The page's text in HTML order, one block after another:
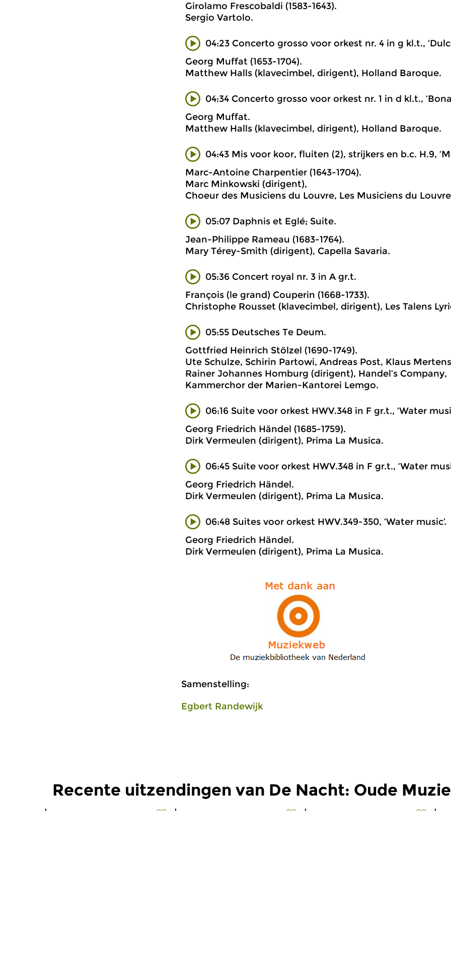
Girolamo Frescobaldi (1583-1643).
Sergio Vartolo.
04:23 Concerto grosso voor orkest nr. 4 in g kl.t.,
Georg Muffat (1653-1704).
Matthew Halls (klavecimbel, dirigent), Holland Baroque.
04:34 Concerto grosso voor orkest nr. 1 in d kl.t., ‘Bona
Georg Muffat.
Matthew Halls (klavecimbel, dirigent), Holland Baroque.
04:43 Mis voor koor, fluiten (2), strijkers en b.c. H.9,
Marc-Antoine Charpentier (1643-1704).
Marc Minkowski (dirigent),
Choeur des Musiciens du Louvre, Les Musiciens du
05:07 Daphnis et Eglé; Suite.
Jean-Philippe Rameau (1683-1764).
Mary Térey-Smith (dirigent), Capella Savaria.
05:36 Concert royal nr. 3 in A gr.t.
François (le grand) Couperin (1668-1733).
Christophe Rousset (klavecimbel, dirigent), Les Talens
05:55 Deutsches Te Deum.
Gottfried Heinrich Stölzel (1690-1749).
Ute Schulze, Schirin Partowi, Andreas Post, Klaus
Rainer Johannes Homburg (dirigent), Handel’s Company,
Kammerchor der Marien-Kantorei Lemgo.
06:16 Suite voor orkest HWV.348 in F gr.t., ‘Water
Georg Friedrich Händel (1685-1759).
Dirk Vermeulen (dirigent), Prima La Musica.
06:45 Suite voor orkest HWV.348 in F gr.t., ‘Water
Georg Friedrich Händel.
Dirk Vermeulen (dirigent), Prima La Musica.
06:48 Suites voor orkest HWV.349-350, ‘Water music’.
Georg Friedrich Händel.
Dirk Vermeulen (dirigent), Prima La Musica.
Samenstelling:
Egbert Randewijk
Recente uitzendingen van De Nacht: Oude